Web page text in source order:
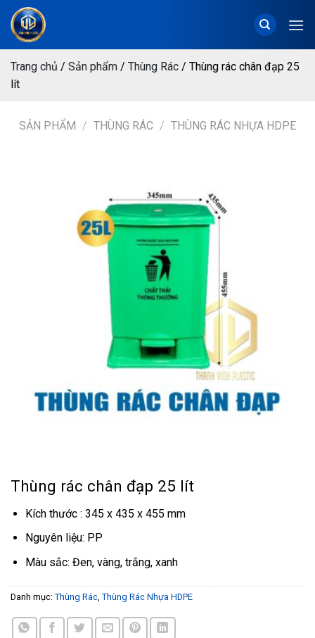
Chuyển
đến
dungTrang chủ / Sản phẩm / Thùng Rác / Thùng rác chân đạp 25
lít
SẢN PHẨM / THÙNG RÁC / THÙNG RÁC NHỰA HDPE
Thùng rác chân đạp 25 lít
Kích thước : 345 x 435 x 455 mm
Nguyên liệu: PP
Màu sắc: Đen, vàng, trắng, xanh
Danh mục: Thùng Rác Thùng Rác Nhựa HDPE